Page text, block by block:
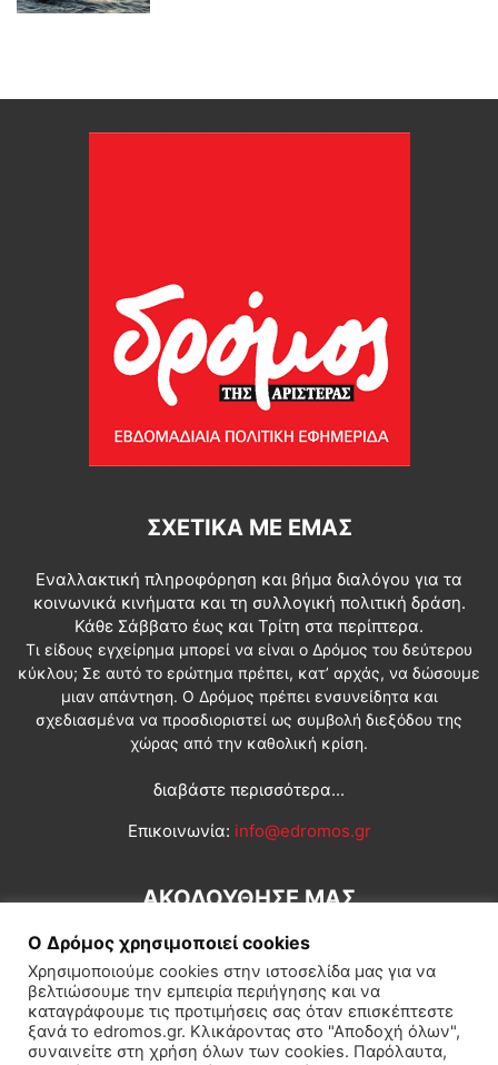
ΣΧΕΤΙΚΆ ΜΕ ΕΜΆΣ
Εναλλακτική πληροφόρηση και βήμα διαλόγου για τα
κοινωνικά κινήματα και τη συλλογική πολιτική δράση.
Κάθε Σάββατο έως και Τρίτη στα περίπτερα.
Τι είδους εγχείρημα μπορεί να είναι ο Δρόμος του δεύτερου
κύκλου; Σε αυτό το ερώτημα πρέπει, κατ’ αρχάς, να δώσουμε
μιαν απάντηση. Ο Δρόμος πρέπει ενσυνείδητα και
σχεδιασμένα να προσδιοριστεί ως συμβολή διεξόδου της
χώρας από την καθολική κρίση.
διαβάστε περισσότερα...
Επικοινωνία: info@edromos.gr
ΑΚΟΛΟΥΘΗΣΕ ΜΑΣ
Εγγραφή συνδρομητή Πολιτική Διεθνή Κοινωνία
Ο Δρόμος χρησιμοποιεί cookies
Χρησιμοποιούμε cookies στην ιστοσελίδα μας για να
βελτιώσουμε την εμπειρία περιήγησης και να
καταγράφουμε τις προτιμήσεις σας όταν επισκέπτεστε
ξανά το edromos.gr. Κλικάροντας στο "Αποδοχή όλων",
συναινείτε στη χρήση όλων των cookies. Παρόλαυτα,